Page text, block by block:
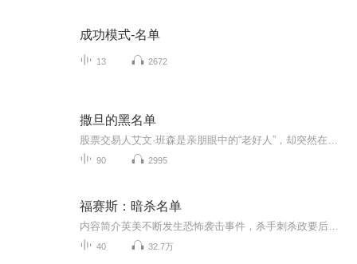
成功模式-名单
13 2672
撒旦的黑名单
90 2995
福赛斯：暗杀名单
40 32.7万